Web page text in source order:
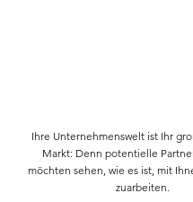
Ihre Unternehmenswelt ist Ihr
Markt: Denn potentielle
möchten sehen, wie es ist, mit
zuarbeiten.